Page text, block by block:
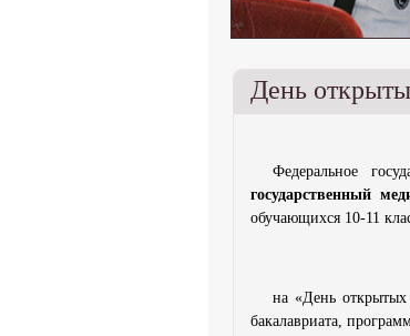
День
Федеральное
государственный
обучающихся 10-11
на «День
бакалавриата,